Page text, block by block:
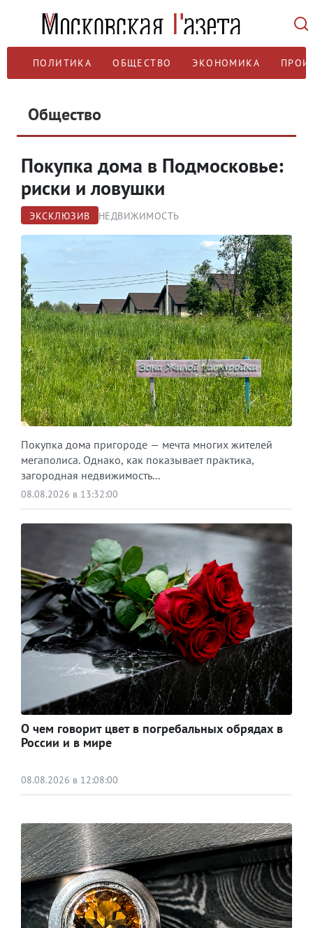
ПОЛИТИКА ОБЩЕСТВО ЭКОНОМИКА
Общество
Покупка дома в Подмосковье:
риски и ловушки
ЭКСКЛЮЗИВ НЕДВИЖИМОСТЬ
Покупка дома пригороде — мечта многих жителей
мегаполиса. Однако, как показывает практика,
загородная недвижимость...
08.08.2026 в 13:32:00
О чем говорит цвет в погребальных обрядах в
России и в мире
08.08.2026 в 12:08:00